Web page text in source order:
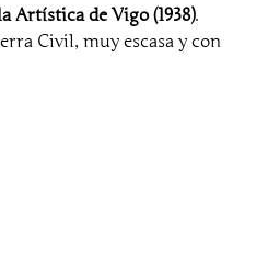
Artística de Vigo (1938).
Civil, muy escasa y con